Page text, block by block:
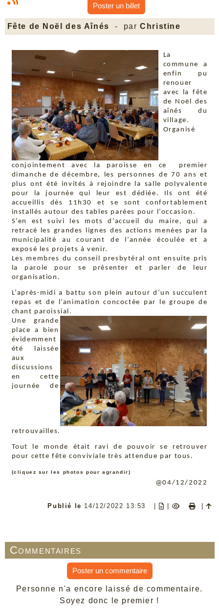
Poster un billet
Fête de Noël des Aînés - parChristine
La
commune a
enfin pu
renouer
avec la fête
de Noël des
aînés du
village.
Organisé
conjointement avec la paroisse en ce premier
dimanche de décembre, les personnes de 70 ans et
plus ont été invités à rejoindre la salle polyvalente
pour la journée qui leur est dédiée. Ils ont été
accueillis dès 11h30 et se sont confortablement
installés autour des tables parées pour l’occasion.
S’en est suivi les mots d’accueil du maire, qui a
retracé les grandes lignes des actions menées par la
municipalité au courant de l’année écoulée et a
exposé les projets à venir.
Les membres du conseil presbytéral ont ensuite pris
la parole pour se présenter et parler de leur
organisation.
L’après-midi a battu son plein autour d’un succulent
repas et de l’animation concoctée par le groupe de
chant paroissial.
Une grande
place a bien
évidemment
été laissée
aux
discussions
en cette
journée de
retrouvailles.
Tout le monde était ravi de pouvoir se retrouver
pour cette fête conviviale très attendue par tous.
(cliquez sur les photos pour agrandir)
@04/12/2022
Publié le 14/12/2022 13:53 |
Commentaires
Poster un commentaire
Personne n'a encore laissé de commentaire.
Soyez donc le premier !